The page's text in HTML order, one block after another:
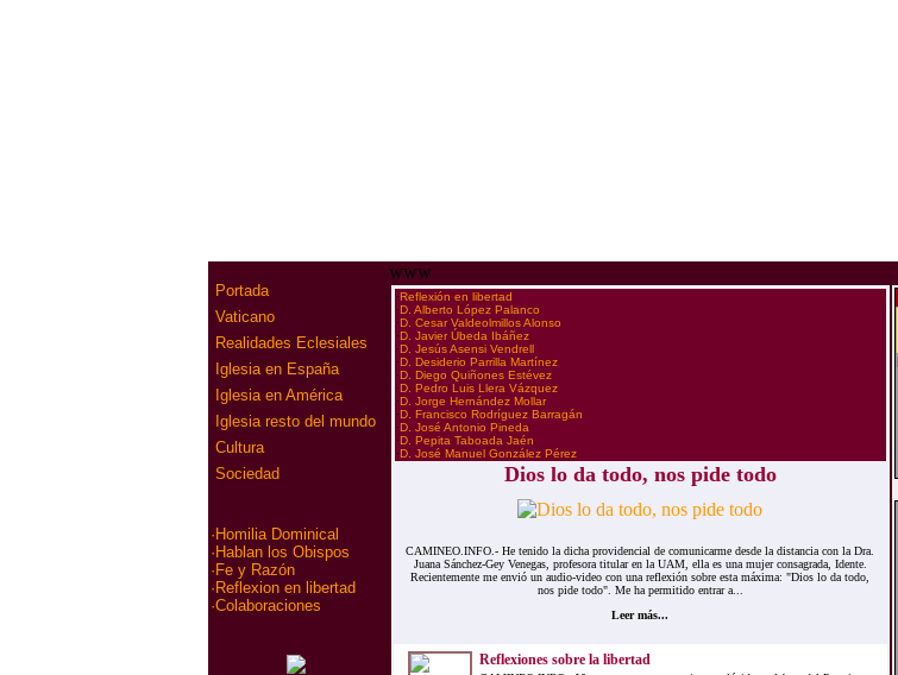
Portada
Vaticano
Realidades Eclesiales
Iglesia en España
Iglesia en América
Iglesia resto del mundo
Cultura
Sociedad
· Homilia Dominical
· Hablan los Obispos
· Fe y Razón
· Reflexion en libertad
·Colaboraciones
www
·Reflexión en libertad
·D. Alberto López Palanco
·D. Cesar Valdeolmillos Alonso
·D. Javier Úbeda Ibáñez
·D. Jesús Asensi Vendrell
·D. Desiderio Parrilla Martínez
·D. Diego Quiñones Estévez
·D. Pedro Luis Llera Vázquez
·D. Jorge Hernández Mollar
·D. Francisco Rodríguez Barragán
·D. José Antonio Pineda
·D. Pepita Taboada Jaén
·D. José Manuel González Pérez
Dios lo da todo, nos pide todo
CAMINEO.INFO.- He tenido la dicha providencial de comunicarme desde la distancia con la Dra.
Juana Sánchez-Gey Venegas, profesora titular en la UAM, ella es una mujer consagrada, Idente.
Recientemente me envió un audio-video con una reflexión sobre esta máxima: "Dios lo da todo,
nos pide todo". Me ha permitido entrar a...
Leer más...
Reflexiones sobre la libertad